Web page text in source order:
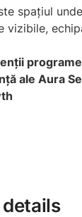
spațiul
vizibile,
ale Aura